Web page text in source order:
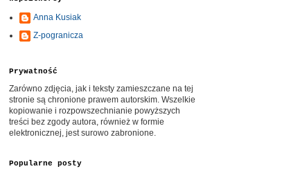
Anna Kusiak
Z-pogranicza
Prywatność
Zarówno zdjęcia, jak i teksty zamieszczane na tej
stronie są chronione prawem autorskim. Wszelkie
kopiowanie i rozpowszechnianie powyższych
treści bez zgody autora, również w formie
elektronicznej, jest surowo zabronione.
Popularne posty